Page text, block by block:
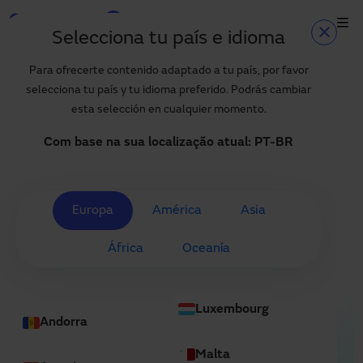
Pular para o conteúdo principal
Selecciona tu país e idioma
Para ofrecerte contenido adaptado a tu país, por favor
selecciona tu país y tu idioma preferido. Podrás cambiar
esta selección en cualquier momento.
Com base na sua localização atual: PT-BR
Europa América Asia
África Oceanía
Andorra
Luxembourg
Malta
Início
Serviços
Projetos
+55 11 3705 6200